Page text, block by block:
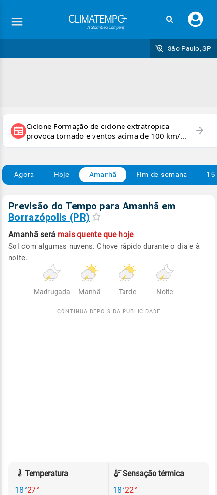
seu
São Paulo, SP
newspaper Ciclone Formação de ciclone extratropical
provoca tornado e ventos acima de 100 km/h
no RS
arrow_forward
Agora Hoje Amanhã Fim de semana 15
Previsão do Tempo para Amanhã em
Borrazópolis (PR)
Amanhã será mais quente que hoje
Sol com algumas nuvens. Chove rápido durante o dia e à
noite.
Madrugada Manhã Tarde Noite
Temperatura
18°27°
Sensação térmica
18°22°